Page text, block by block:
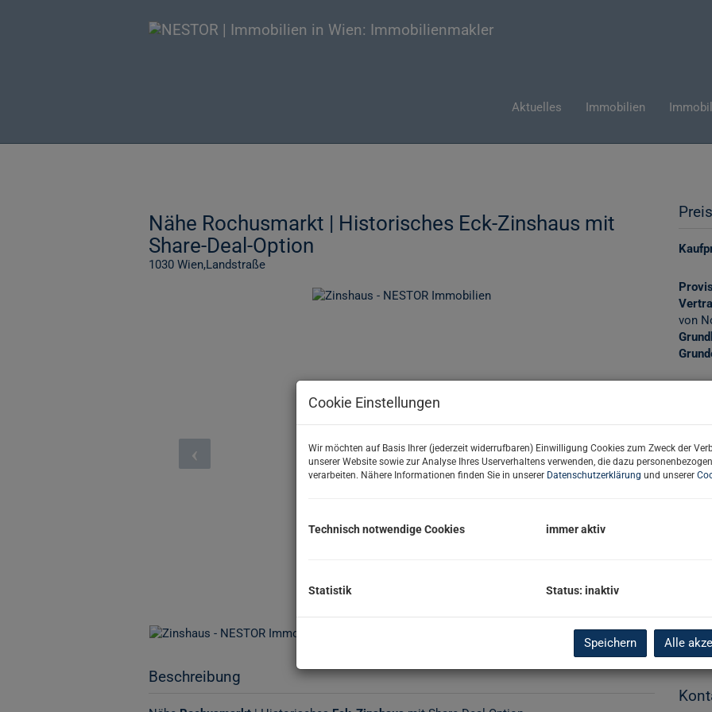
Aktuelles Immobilien
Nähe Rochusmarkt | Historisches Eck-Zinshaus mit
Share-Deal-Option
1030 Wien,Landstraße
Beschreibung
von
Cookie Einstellungen
Wir möchten auf Basis Ihrer (jederzeit widerrufbaren) Einwilligung Cookies zum Zweck der
unserer Website sowie zur Analyse Ihres Userverhaltens verwenden, die dazu
verarbeiten. Nähere Informationen finden Sie in unserer Datenschutzerklärung und unserer
Technisch notwendige Cookies immer aktiv
Statistik Status: inaktiv
Speichern Alle